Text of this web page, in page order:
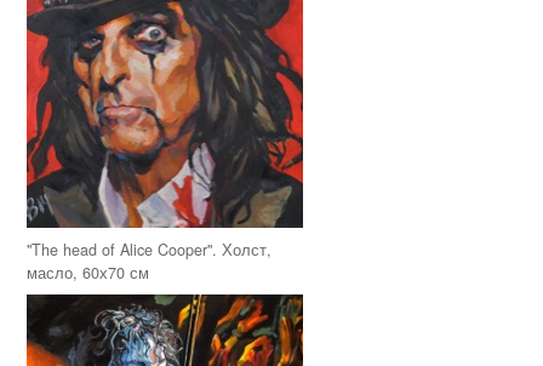
"The head of Alice Cooper". Холст,
масло, 60х70 см